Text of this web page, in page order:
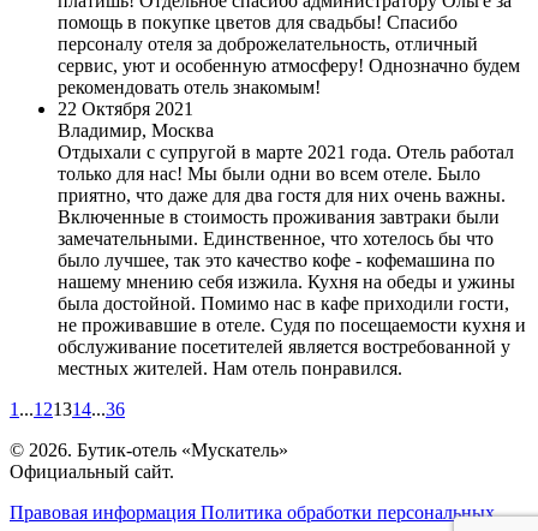
помощь в покупке цветов для свадьбы! Спасибо
персоналу отеля за доброжелательность, отличный
сервис, уют и особенную атмосферу! Однозначно будем
рекомендовать отель знакомым!
22 Октября 2021
Владимир, Москва
Отдыхали с супругой в марте 2021 года. Отель работал
только для нас! Мы были одни во всем отеле. Было
приятно, что даже для два гостя для них очень важны.
Включенные в стоимость проживания завтраки были
замечательными. Единственное, что хотелось бы что
было лучшее, так это качество кофе - кофемашина по
нашему мнению себя изжила. Кухня на обеды и ужины
была достойной. Помимо нас в кафе приходили гости,
не проживавшие в отеле. Судя по посещаемости кухня и
обслуживание посетителей является востребованной у
местных жителей. Нам отель понравился.
1 ...121314...36
© 2026. Бутик-отель «Мускатель»
Официальный сайт.
Правовая информация Политика обработки персональных